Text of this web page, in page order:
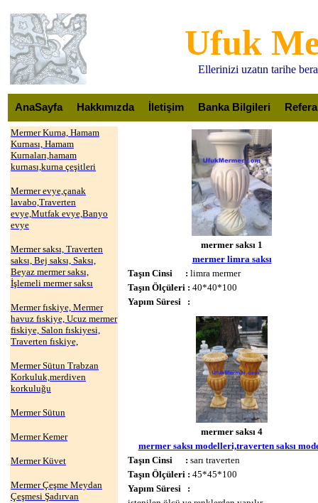
Ufuk
Ellerinizi uzatın tarihe
AnaSayfa Hakkımızda İletişim Banka Bilgileri
Mermer Kurna, Hamam
Kurnası, Hamam
Kurnaları,hamam
kurnası,kurna çeşitleri
Mermer evye,çanak
lavabo,Traverten
evye,Mutfak evye,Banyo
evye
Mermer saksı, Traverten
saksı, Bej saksı, Saksı,
Beyaz mermer saksı,
İşlemeli mermer saksı
Mermer fıskiye, Mermer
havuz fıskiye, Ucuz mermer
fiskiye, Salon fıskiyesi,
Traverten fıskiye,
Mermer Sütun Trabzan
Korkuluk,merdiven
korkuluğu
Mermer Sütun
Mermer Kemer
Mermer Küvet
Mermer Çeşme Meydan
Çeşmesi Şadırvan
mermer saksı 1
mermer limra saksı
Taşın Cinsi : limra mermer
Taşın Ölçüleri : 40*40*100
Yapım Süresi :
mermer saksı 4
mermer saksı modelleri,traverten saksı
Taşın Cinsi : sarı traverten
Taşın Ölçüleri : 45*45*100
Yapım Süresi :